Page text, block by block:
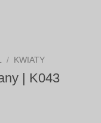
/ KWIATY
| K043